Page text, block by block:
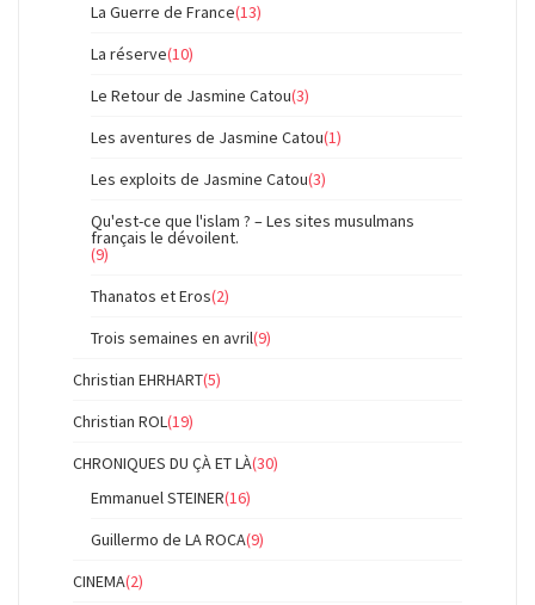
La Guerre de France(13)
La réserve(10)
Le Retour de Jasmine Catou(3)
Les aventures de Jasmine Catou(1)
Les exploits de Jasmine Catou(3)
Qu'est-ce que l'islam ? – Les sites musulmans
français le dévoilent.
(9)
Thanatos et Eros(2)
Trois semaines en avril(9)
Christian EHRHART(5)
Christian ROL(19)
CHRONIQUES DU ÇÀ ET LÀ(30)
Emmanuel STEINER(16)
Guillermo de LA ROCA(9)
CINEMA(2)